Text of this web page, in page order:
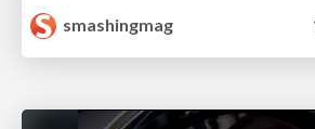
smashingmag